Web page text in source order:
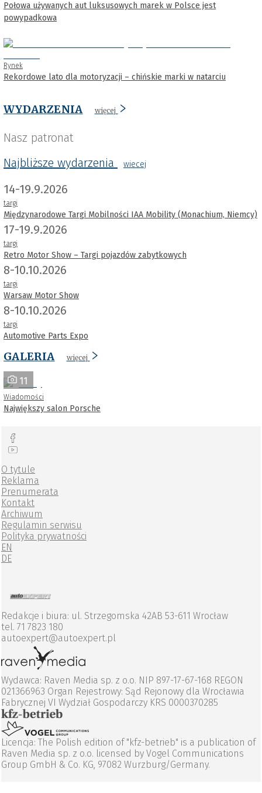
Połowa używanych aut luksusowych marek w Polsce jest
powypadkowa
Rynek
Rekordowe lato dla motoryzacji – chińskie marki w natarciu
WYDARZENIA więcej
Nasz patronat
Najbliższe wydarzenia
wiecej
14-19.9.2026
targi
Międzynarodowe Targi Mobilności IAA Mobility (Monachium, Niemcy)
17-19.9.2026
targi
Retro Motor Show – Targi pojazdów zabytkowych
8-10.10.2026
targi
Warsaw Motor Show
8-10.10.2026
targi
Automotive Parts Expo
GALERIA więcej
11
Wiadomości
Największy salon Porsche
O tytule
Reklama
Prenumerata
Kontakt
Archiwum
Regulamin serwisu
Polityka prywatności
EN
DE
Redakcje i biura: ul. Strzegomska 42AB 53-611 Wrocław
tel. 71 7823 180
autoexpert@autoexpert.pl
Wydawca: Raven Media sp. z o.o. NIP 897-17-67-168 REGON
021366963 Organ Rejestrowy: Sąd Rejonowy dla Wrocławia
Fabrycznej VI Wydział Gospodarczy KRS 0000370285
Licencja: The Polish edition of "kfz-betrieb" is a publication of
Raven Media sp. z o.o. licensed by Vogel Communications
Group GmbH & Co. KG, 97082 Wurzburg/Germany.